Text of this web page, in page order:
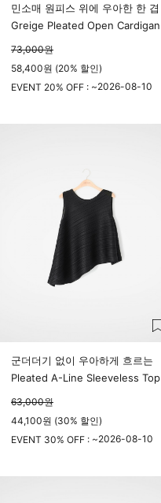
민소매 원피스 위에 우아한 한 겹
Greige Pleated Open Cardigan
73,000원
58,400원 (20% 할인)
EVENT 20% OFF : ~2026-08-10
군더더기 없이 우아하게 흐르는
Pleated A-Line Sleeveless Top
63,000원
44,100원 (30% 할인)
EVENT 30% OFF : ~2026-08-10